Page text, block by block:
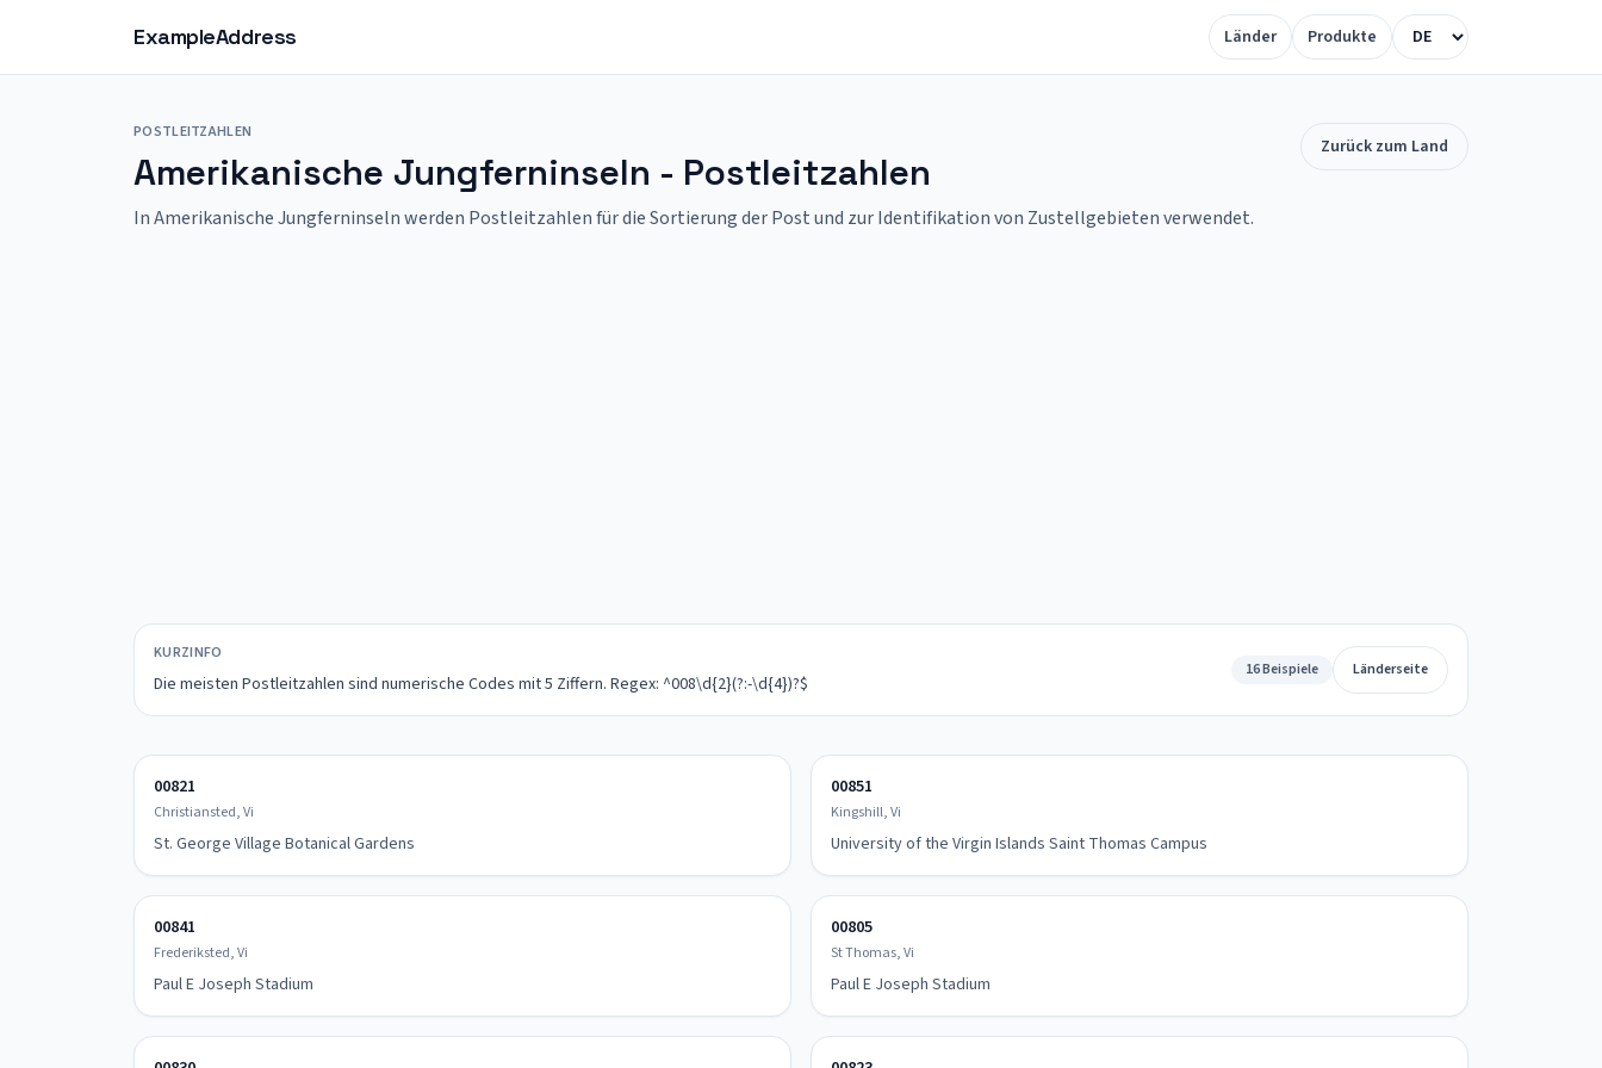
ExampleAddress Länder Produkte
POSTLEITZAHLEN
Amerikanische Jungferninseln - Postleitzahlen
In Amerikanische Jungferninseln werden Postleitzahlen für die Sortierung der Post und zur Identifikation von Zustellgebieten verwendet.
Zurück zum Land
KURZINFO
Die meisten Postleitzahlen sind numerische Codes mit 5 Ziffern. Regex: ^008\d{2}(?:-\d{4})?$
16 Beispiele Länderseite
00821
Christiansted, Vi
St. George Village Botanical Gardens
00851
Kingshill, Vi
University of the Virgin Islands Saint Thomas Campus
00841
Frederiksted, Vi
Paul E Joseph Stadium
00805
St Thomas, Vi
Paul E Joseph Stadium